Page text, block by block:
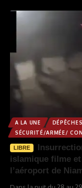
A LA UNE DÉPÊCHES
SÉCURITÉ/ARMÉE/
LIBRE
islamique filme
l’aéroport de